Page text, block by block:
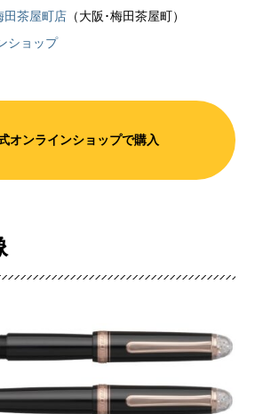
田茶屋町店 （大阪･梅田茶屋町）
ショップ
オンラインショップで購入